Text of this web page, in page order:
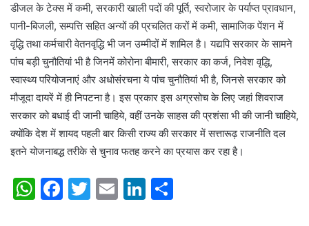
डीजल के टेक्स में कमी, सरकारी खाली पदों की पूर्ति, स्वरोजार के पर्याप्त प्रावधान,
पानी-बिजली, सम्पत्ति सहित अन्यों की प्रचलित करों में कमी, सामाजिक पेंशन में
वृद्धि तथा कर्मचारी वेतनवृद्धि भी जन उम्मीदों में शामिल है। यद्यपि सरकार के सामने
पांच बड़ी चुनौतियां भी है जिनमें कोरोना बीमारी, सरकार का कर्ज, निवेश वृद्धि,
स्वास्थ्य परियोजनाएं और अधोसंरचना ये पांच चुनौतियां भी है, जिनसे सरकार को
मौजूदा दायरें में ही निपटना है। इस प्रकार इस अग्रसोच के लिए जहां शिवराज
सरकार को बधाई दी जानी चाहिये, वहीं उनके साहस की प्रशंसा भी की जानी चाहिये,
क्योंकि देश में शायद पहली बार किसी राज्य की सरकार में सत्तारूढ़ राजनीति दल
इतने योजनाबद्ध तरीके से चुनाव फतह करने का प्रयास कर रहा है।
W F
T
E
Li